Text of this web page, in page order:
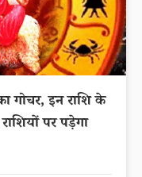
इन राशि के
पर पड़ेगा